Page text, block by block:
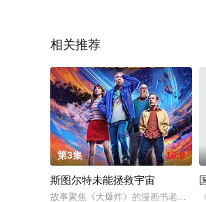
相关推荐
第3集 10.0
斯图尔特未能拯救宇宙
故事聚焦《大爆炸》的漫画书老板斯